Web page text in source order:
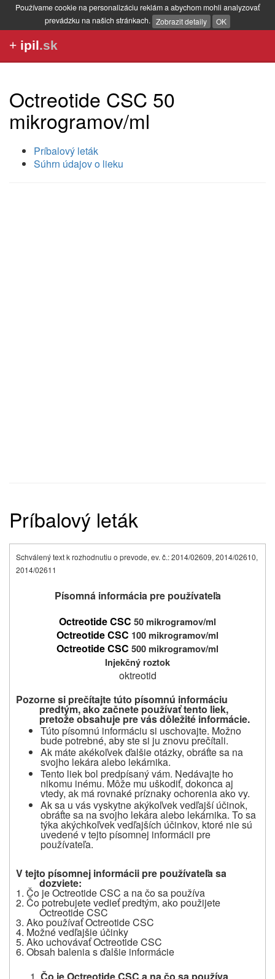
Používame cookie na personalizáciu reklám a abychom mohli analyzovať
prevádzku na našich stránkach. Zobrazit detaily OK
+ ipil.sk
Octreotide CSC 50
mikrogramov/ml
Príbalový leták
Súhrn údajov o lieku
Príbalový leták
Schválený text k rozhodnutiu o prevode, ev. č.: 2014/02609, 2014/02610,
2014/02611
Písomná informácia pre používateľa
Octreotide CSC 50 mikrogramov/ml
Octreotide CSC 100 mikrogramov/ml
Octreotide CSC 500 mikrogramov/ml
Injekčný roztok
oktreotid
Pozorne si prečítajte túto písomnú informáciu
predtým, ako začnete používať tento liek,
pretože obsahuje pre vás dôležité informácie.
Túto písomnú informáciu si uschovajte. Možno
bude potrebné, aby ste si ju znovu prečítali.
Ak máte akékoľvek ďalšie otázky, obráťte sa na
svojho lekára alebo lekárnika.
Tento liek bol predpísaný vám. Nedávajte ho
nikomu inému. Môže mu uškodiť, dokonca aj
vtedy, ak má rovnaké príznaky ochorenia ako vy.
Ak sa u vás vyskytne akýkoľvek vedľajší účinok,
obráťte sa na svojho lekára alebo lekárnika. To sa
týka akýchkoľvek vedľajších účinkov, ktoré nie sú
uvedené v tejto písomnej informácii pre
používateľa.
V tejto písomnej informácii pre používateľa sa
dozviete:
1. Čo je Octreotide CSC a na čo sa používa
2. Čo potrebujete vedieťpredtým, ako použijete
Octreotide CSC
3. Ako používať Octreotide CSC
4. Možné vedľajšie účinky
5. Ako uchovávať Octreotide CSC
6. Obsah balenia s ďalšie informácie